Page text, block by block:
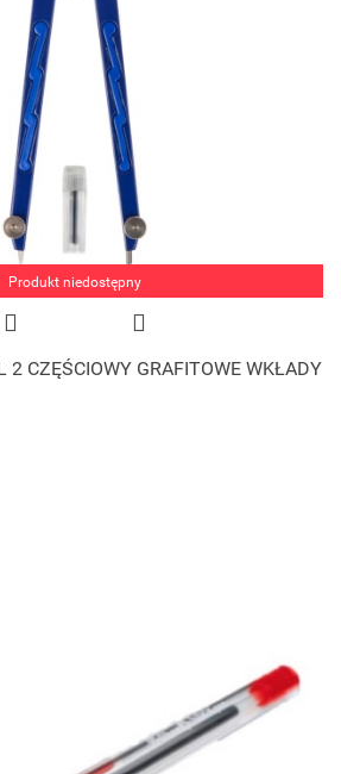
Produkt niedostępny
2 CZĘŚCIOWY GRAFITOWE WKŁADY